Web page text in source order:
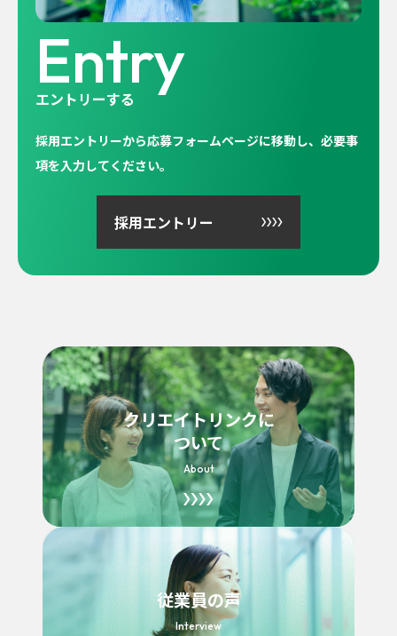
Entry
エントリーする
採用エントリーから応募フォームページに移動し、必要事
項を入力してください。
採用エントリー
クリエイトリンクに
ついて
About
従業員の声
Interview